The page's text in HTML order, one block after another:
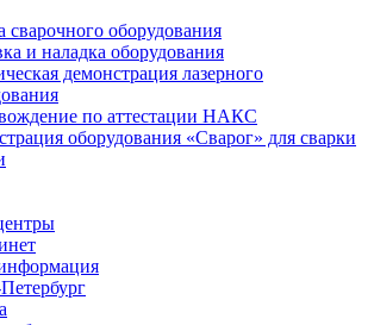
сварочного оборудования
и наладка оборудования
демонстрация лазерного
по аттестации НАКС
оборудования «Сварог» для сварки